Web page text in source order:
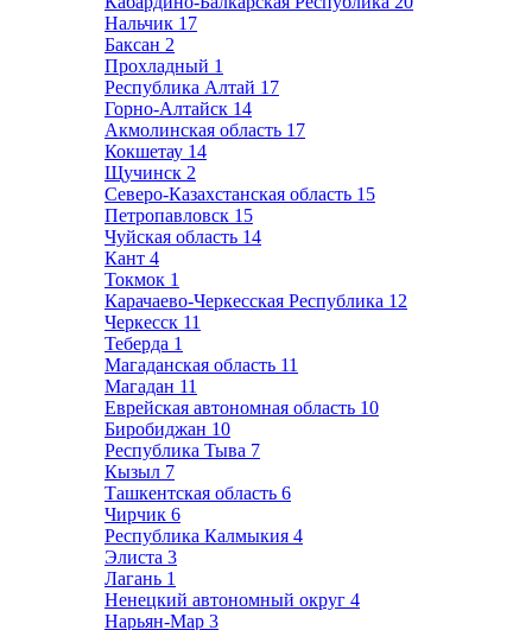
Нальчик 17
Баксан 2
Прохладный 1
Республика Алтай 17
Горно-Алтайск 14
Акмолинская область 17
Кокшетау 14
Щучинск 2
Северо-Казахстанская область 15
Петропавловск 15
Чуйская область 14
Кант 4
Токмок 1
Карачаево-Черкесская Республика 12
Черкесск 11
Теберда 1
Магаданская область 11
Магадан 11
Еврейская автономная область 10
Биробиджан 10
Республика Тыва 7
Кызыл 7
Ташкентская область 6
Чирчик 6
Республика Калмыкия 4
Элиста 3
Лагань 1
Ненецкий автономный округ 4
Нарьян-Мар 3